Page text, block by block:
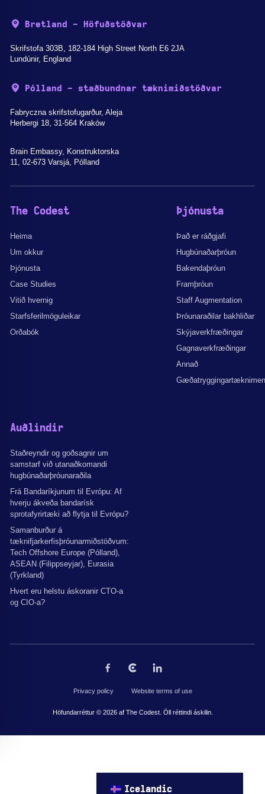
Bretland - Höfuðstöðvar
Skrifstofa 303B, 182-184 High Street North E6 2JA
Lundúnir, England
Pólland - staðbundnar tæknimiðstöðvar
Fabryczna skrifstofugarður, Aleja
Herbergi 18, 31-564 Kraków
Brain Embassy, Konstruktorska
11, 02-673 Varsjá, Pólland
The Codest
Heima
Um okkur
Þjónusta
Case Studies
Vitið hvernig
Starfsferilmöguleikar
Orðabók
Þjónusta
Það er ráðgjafi
Hugbúnaðarþróun
Bakendaþróun
Framþróun
Staff Augmentation
Þróunaraðilar bakhliðar
Skýjaverkfræðingar
Gagnaverkfræðingar
Annað
Auðlindir
Staðreyndir og goðsagnir um
samstarf við utanaðkomandi
hugbúnaðarþróunaraðila
Frá Bandaríkjunum til Evrópu: Af
hverju ákveða bandarísk
sprotafyrirtæki að flytja til Evrópu?
Samanburður á
tæknifjarkerfisþróunarmiðstöðvum:
Tech Offshore Europe (Pólland),
ASEAN (Filippseyjar), Eurasia
(Tyrkland)
Hvert eru helstu áskoranir CTO-a
og CIO-a?
Privacy policy Website terms of use
Höfundarréttur © 2026 af The Codest. Öll réttindi áskilin.
Icelandic